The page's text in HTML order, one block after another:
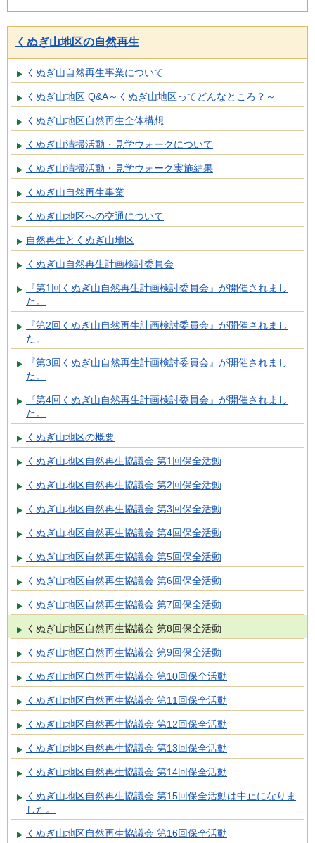
くぬぎ山地区の自然再生
くぬぎ山自然再生事業について
くぬぎ山地区 Q&A～くぬぎ山地区ってどんなところ？～
くぬぎ山地区自然再生全体構想
くぬぎ山清掃活動・見学ウォークについて
くぬぎ山清掃活動・見学ウォーク実施結果
くぬぎ山自然再生事業
くぬぎ山地区への交通について
自然再生とくぬぎ山地区
くぬぎ山自然再生計画検討委員会
『第1回くぬぎ山自然再生計画検討委員会』が開催されまし
た。
『第2回くぬぎ山自然再生計画検討委員会』が開催されまし
た。
『第3回くぬぎ山自然再生計画検討委員会』が開催されまし
た。
『第4回くぬぎ山自然再生計画検討委員会』が開催されまし
た。
くぬぎ山地区の概要
くぬぎ山地区自然再生協議会 第1回保全活動
くぬぎ山地区自然再生協議会 第2回保全活動
くぬぎ山地区自然再生協議会 第3回保全活動
くぬぎ山地区自然再生協議会 第4回保全活動
くぬぎ山地区自然再生協議会 第5回保全活動
くぬぎ山地区自然再生協議会 第6回保全活動
くぬぎ山地区自然再生協議会 第7回保全活動
くぬぎ山地区自然再生協議会 第8回保全活動
くぬぎ山地区自然再生協議会 第9回保全活動
くぬぎ山地区自然再生協議会 第10回保全活動
くぬぎ山地区自然再生協議会 第11回保全活動
くぬぎ山地区自然再生協議会 第12回保全活動
くぬぎ山地区自然再生協議会 第13回保全活動
くぬぎ山地区自然再生協議会 第14回保全活動
くぬぎ山地区自然再生協議会 第15回保全活動は中止になりま
した。
くぬぎ山地区自然再生協議会 第16回保全活動